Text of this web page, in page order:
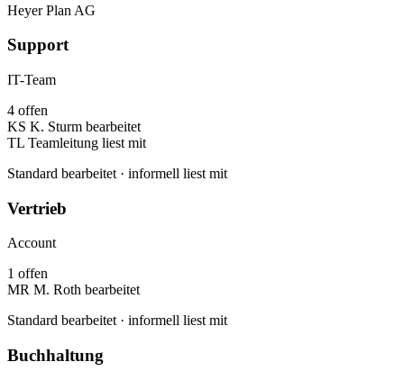
Heyer Plan AG
Support
IT-Team
4 offen
KS K. Sturm bearbeitet
TL Teamleitung liest mit
Standard bearbeitet · informell liest mit
Vertrieb
Account
1 offen
MR M. Roth bearbeitet
Standard bearbeitet · informell liest mit
Buchhaltung